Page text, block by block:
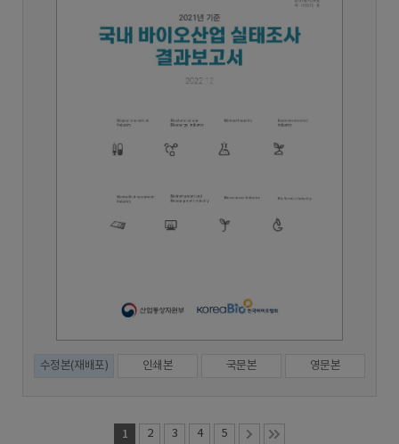
수정본(재배포) 인쇄본 국문본 영문본
1 2 3 4 5